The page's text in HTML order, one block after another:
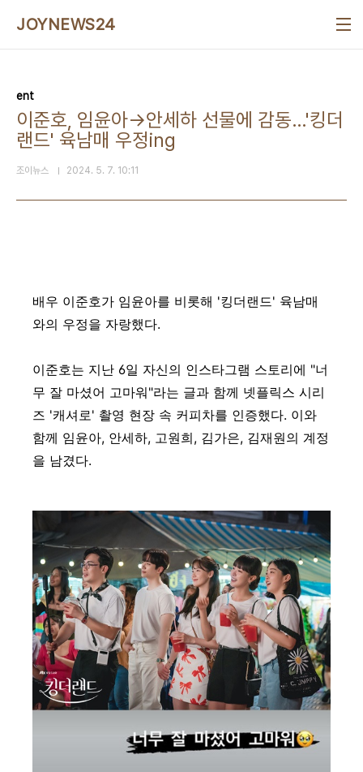
JOYNEWS24
ent
이준호, 임윤아→안세하 선물에 감동…'킹더
랜드' 육남매 우정ing
조이뉴스 2024. 5. 7. 10:11
배우 이준호가 임윤아를 비롯해 '킹더랜드' 육남매
와의 우정을 자랑했다.
이준호는 지난 6일 자신의 인스타그램 스토리에 "너
무 잘 마셨어 고마워"라는 글과 함께 넷플릭스 시리
즈 '캐셔로' 촬영 현장 속 커피차를 인증했다. 이와
함께 임윤아, 안세하, 고원희, 김가은, 김재원의 계정
을 남겼다.